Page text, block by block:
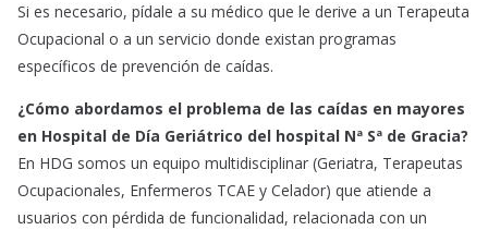
Si es necesario, pídale a su médico que le derive a un Terapeuta
Ocupacional o a un servicio donde existan programas
específicos de prevención de caídas.
¿Cómo abordamos el problema de las caídas en mayores
en Hospital de Día Geriátrico del hospital Nª Sª de Gracia?
En HDG somos un equipo multidisciplinar (Geriatra, Terapeutas
Ocupacionales, Enfermeros TCAE y Celador) que atiende a
usuarios con pérdida de funcionalidad, relacionada con un